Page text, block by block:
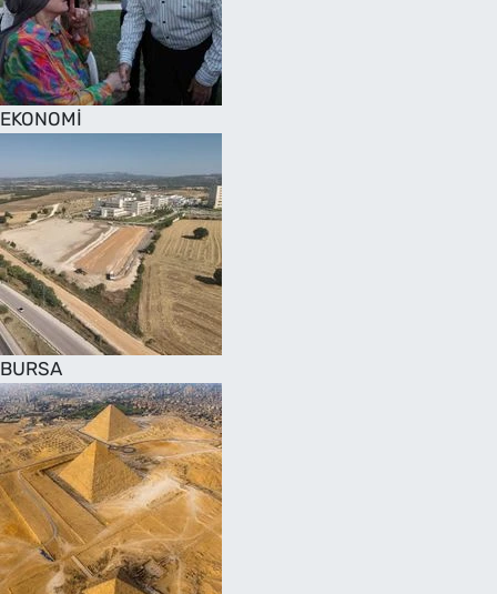
EKONOMİ
BURSA
SAĞLIK
TV REHBERİ